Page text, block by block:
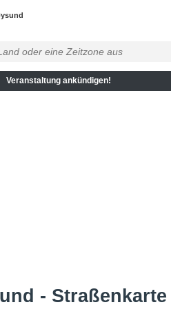
Veranstaltung ankündigen!
-